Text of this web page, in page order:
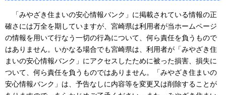
「みやざき住まいの安心情報バンク」に掲載されている情報の正
確さには万全を期していますが、宮崎県は利用者が当ホームページ
の情報を用いて行なう一切の行為について、何ら責任を負うもので
はありません。いかなる場合でも宮崎県は、利用者が「みやざき住
まいの安心情報バンク」にアクセスしたために被った損害、損失に
ついて、何ら責任を負うものではありません。「みやざき住まいの
安心情報バンク」は、予告なしに内容等を変更又は削除することが